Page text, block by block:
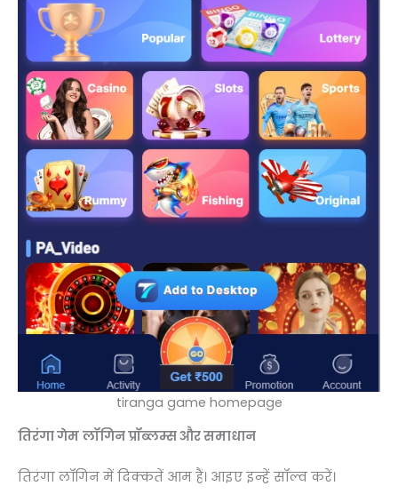
tiranga game homepage
तिरंगा गेम लॉगिन प्रॉब्लम्स और समाधान
तिरंगा लॉगिन में दिक्कतें आम हैं। आइए इन्हें सॉल्व करें।